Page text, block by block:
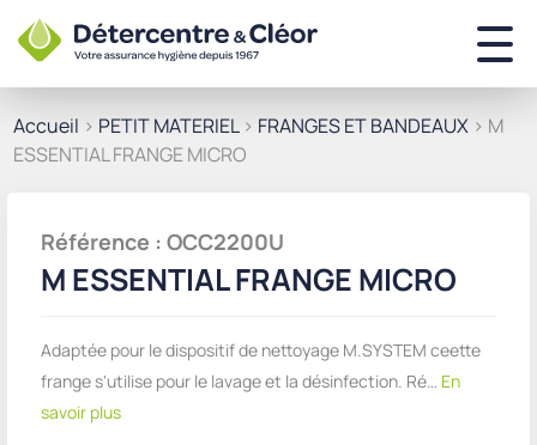
Accueil > PETIT MATERIEL> FRANGES ET BANDEAUX > M
ESSENTIAL FRANGE MICRO
Référence : OCC2200U
M ESSENTIAL FRANGE MICRO
Adaptée pour le dispositif de nettoyage M.SYSTEM ceette
frange s'utilise pour le lavage et la désinfection. Ré… En
savoir plus